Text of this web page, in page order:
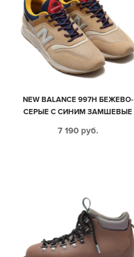
NEW BALANCE 997H БЕЖЕВО-
СЕРЫЕ С СИНИМ ЗАМШЕВЫЕ
7 190 руб.